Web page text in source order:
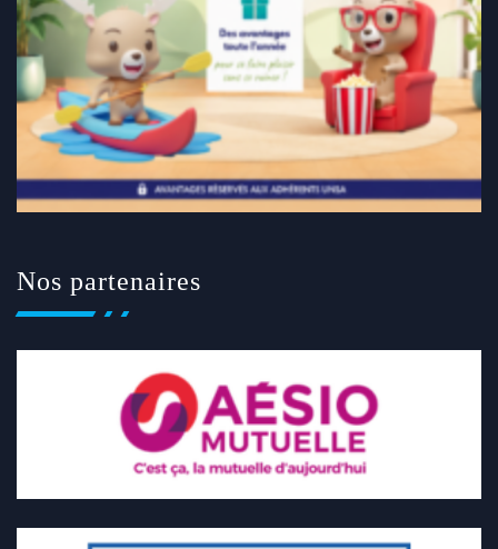
Nos partenaires